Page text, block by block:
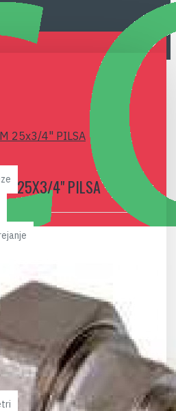
M 25x3/4" PILSA
M 25X3/4" PILSA